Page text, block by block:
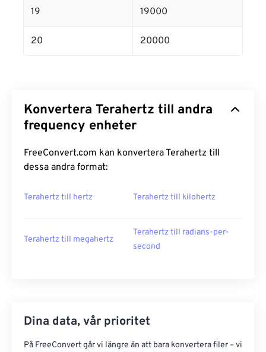
19 19000
20 20000
Konvertera Terahertz till andra
frequency enheter
FreeConvert.com kan konvertera Terahertz till
dessa andra format:
Terahertz till hertz Terahertz till kilohertz
Terahertz till megahertz
Terahertz till radians-per-
second
Dina data, vår prioritet
På FreeConvert går vi längre än att bara konvertera filer – vi